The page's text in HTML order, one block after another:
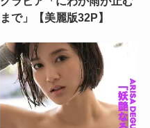
まで」【美麗版32P】